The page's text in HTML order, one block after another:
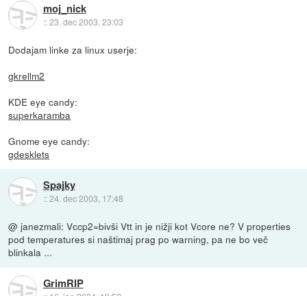
moj_nick
::23. dec 2003, 23:03
Dodajam linke za linux userje:
gkrellm2
KDE eye candy:
superkaramba
Gnome eye candy:
gdesklets
Spajky
::24. dec 2003, 17:48
@ janezmali: Vccp2=bivši Vtt in je nižji kot Vcore ne? V properties
pod temperatures si naštimaj prag po warning, pa ne bo več
blinkala ...
GrimRIP